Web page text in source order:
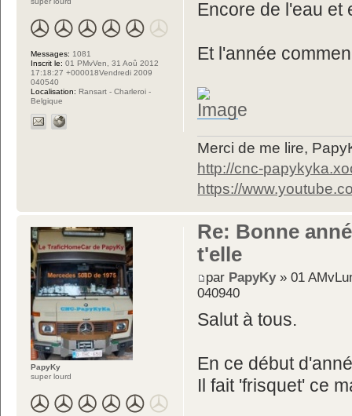
Encore de l'eau et
Et l'année
Merci de me lire,
http://cnc-
https://
Messages: 1081
Inscrit le: 01 PMvVen, 31 Aoû 2012
17:18:27 +000018Vendredi 2009
040540
Localisation: Ransart - Charleroi -
Belgique
Re: Bonne
t'elle
par PapyKy» 01
040940
Salut à tous.
En ce début
Il fait 'frisquet' ce
PapyKy
super lourd